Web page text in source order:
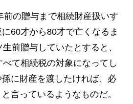
の贈与まで相続財産扱いす
60才から80才で亡くなるま
前贈与していたとすると、
て相続税の対象になってし
に財産を渡したければ、必
言っているようなものだ。